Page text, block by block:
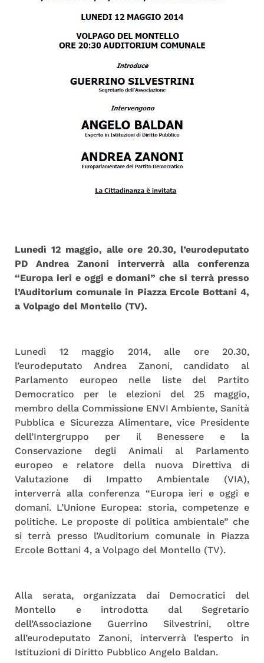
Lunedì 12 maggio, alle ore 20.30, l’eurodeputato
PD Andrea Zanoni interverrà alla conferenza
“Europa ieri e oggi e domani” che si terrà presso
l’Auditorium comunale in Piazza Ercole Bottani 4,
a Volpago del Montello (TV).
Lunedì 12 maggio 2014, alle ore 20.30,
l’eurodeputato Andrea Zanoni, candidato al
Parlamento europeo nelle liste del Partito
Democratico per le elezioni del 25 maggio,
membro della Commissione ENVI Ambiente, Sanità
Pubblica e Sicurezza Alimentare, vice Presidente
dell’Intergruppo per il Benessere e la
Conservazione degli Animali al Parlamento
europeo e relatore della nuova Direttiva di
Valutazione di Impatto Ambientale (VIA),
interverrà alla conferenza “Europa ieri e oggi e
domani. L’Unione Europea: storia, competenze e
politiche. Le proposte di politica ambientale” che
si terrà presso l’Auditorium comunale in Piazza
Ercole Bottani 4, a Volpago del Montello (TV).
Alla serata, organizzata dai Democratici del
Montello e introdotta dal Segretario
dell’Associazione Guerrino Silvestrini, oltre
all’eurodeputato Zanoni, interverrà l’esperto in
Istituzioni di Diritto Pubblico Angelo Baldan.